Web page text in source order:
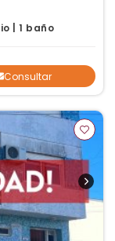
| 1 baño
Consultar